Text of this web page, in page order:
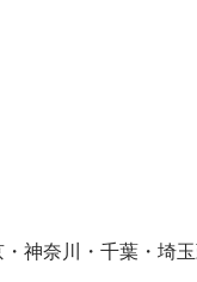
神奈川・千葉・埼